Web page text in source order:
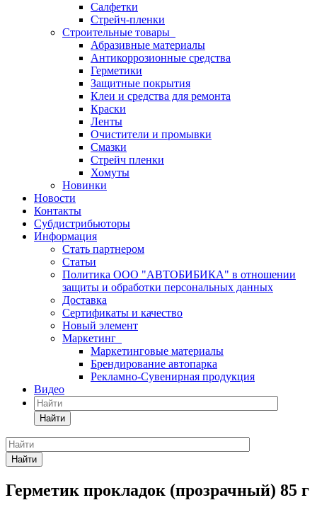
Салфетки
Стрейч-пленки
Строительные товары
Абразивные материалы
Антикоррозионные средства
Герметики
Защитные покрытия
Клеи и средства для ремонта
Краски
Ленты
Очистители и промывки
Смазки
Стрейч пленки
Хомуты
Новинки
Новости
Контакты
Субдистрибьюторы
Информация
Стать партнером
Статьи
Политика ООО "АВТОБИБИКА" в отношении
защиты и обработки персональных данных
Доставка
Сертификаты и качество
Новый элемент
Маркетинг
Маркетинговые материалы
Брендирование автопарка
Рекламно-Сувенирная продукция
Видео
Найти
Найти
Герметик прокладок (прозрачный) 85 г